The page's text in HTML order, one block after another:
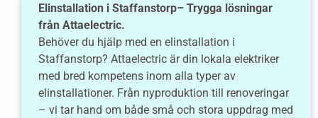
Elinstallation i Staffanstorp– Trygga lösningar
från Attaelectric.
Behöver du hjälp med en elinstallation i
Staffanstorp? Attaelectric är din lokala elektriker
med bred kompetens inom alla typer av
elinstallationer. Från nyproduktion till renoveringar
– vi tar hand om både små och stora uppdrag med